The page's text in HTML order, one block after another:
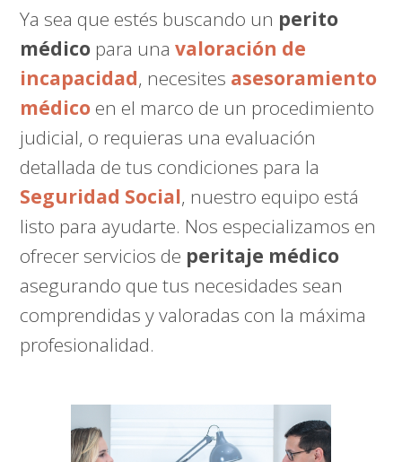
Ya sea que estés buscando un perito
médico para unavaloración de
incapacidad, necesites asesoramiento
médico en el marco de un procedimiento
judicial, o requieras una evaluación
detallada de tus condiciones para la
Seguridad Social, nuestro equipo está
listo para ayudarte. Nos especializamos en
ofrecer servicios de peritaje médico
asegurando que tus necesidades sean
comprendidas y valoradas con la máxima
profesionalidad.